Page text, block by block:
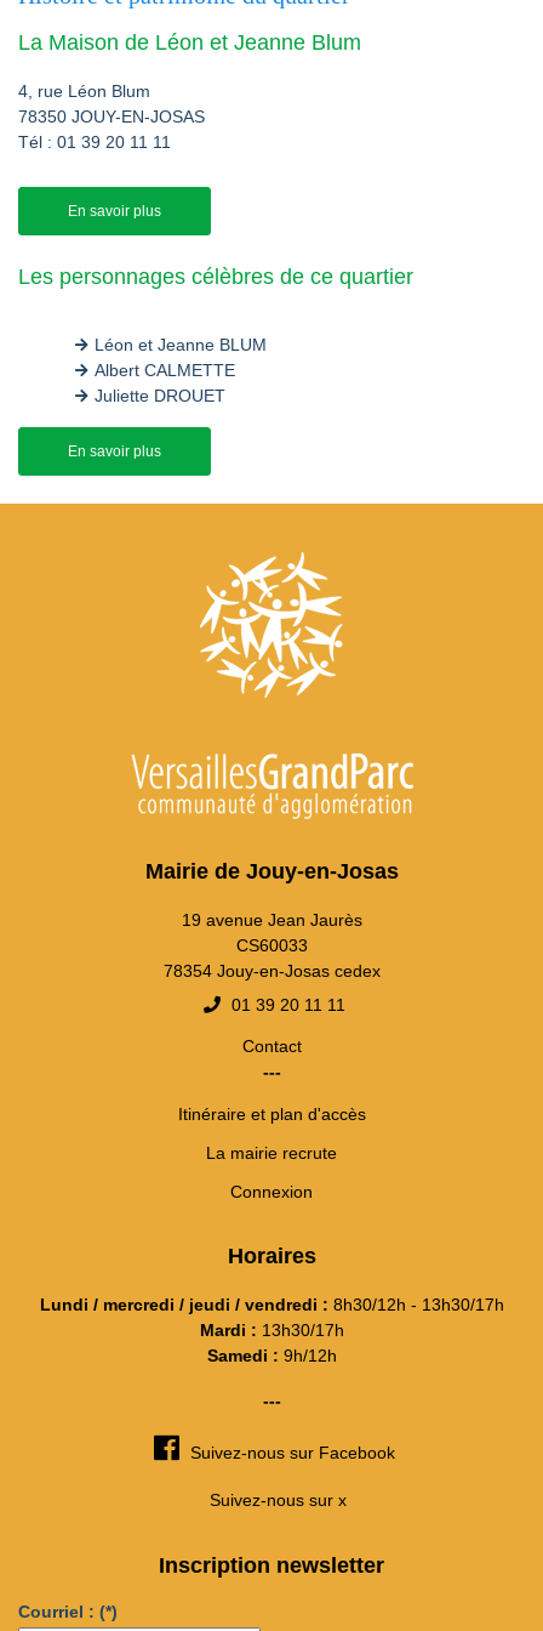
La Maison de Léon et Jeanne Blum
4, rue Léon Blum
78350 JOUY-EN-JOSAS
Tél : 01 39 20 11 11
En savoir plus
Les personnages célèbres de ce quartier
Léon et Jeanne BLUM
Albert CALMETTE
Juliette DROUET
En savoir plus
Mairie de Jouy-en-Josas
19 avenue Jean Jaurès
CS60033
78354 Jouy-en-Josas cedex
01 39 20 11 11
Contact
---
Itinéraire et plan d'accès
La mairie recrute
Connexion
Horaires
Lundi / mercredi / jeudi / vendredi : 8h30/12h - 13h30/17h
Mardi : 13h30/17h
Samedi : 9h/12h
---
Suivez-nous sur Facebook
Suivez-nous sur x
Inscription newsletter
Courriel : (*)